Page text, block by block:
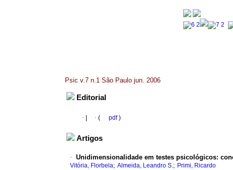
Psic v.7 n.1 São Paulo jun. 2006
Editorial
· · ( pdf)
Artigos
· Unidimensionalidade em testes psicológicos:
Vitória, Florbela; Almeida, Leandro S.; Primi, Ricardo